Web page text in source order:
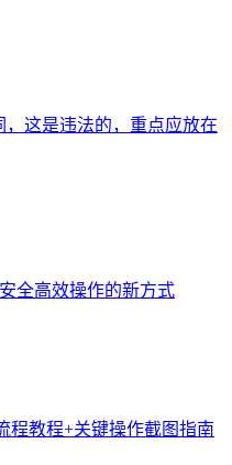
这是违法的，重点应放在
全高效操作的新方式
程教程+关键操作截图指南